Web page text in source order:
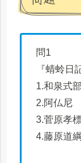
問1
『蜻蛉日
1.和泉式部
2.阿仏尼
3.菅原孝
4.藤原道